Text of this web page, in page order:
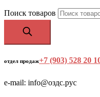
Поиск товаров
отдел продаж+7 (903) 528 20
e-mail: info@оздс.рус